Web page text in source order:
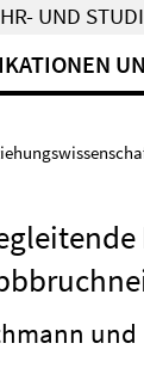
UND
und